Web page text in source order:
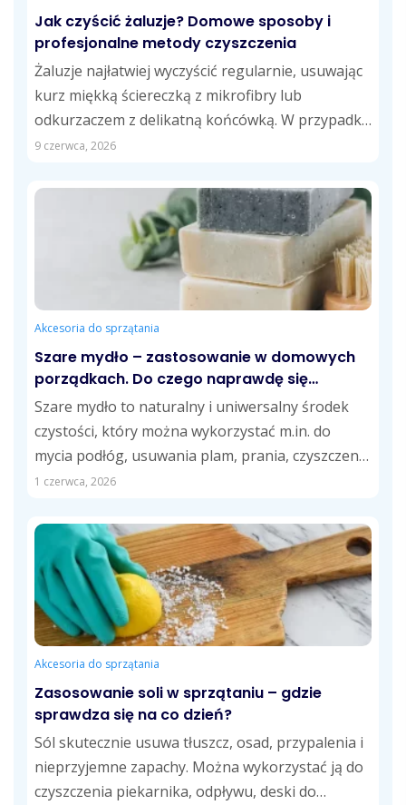
Jak czyścić żaluzje? Domowe sposoby i
profesjonalne metody czyszczenia
Żaluzje najłatwiej wyczyścić regularnie, usuwając
kurz miękką ściereczką z mikrofibry lub
odkurzaczem z delikatną końcówką. W przypadku
tłustych zabrudzeń skuteczne...
9 czerwca, 2026
Akcesoria do sprzątania
Szare mydło – zastosowanie w domowych
porządkach. Do czego naprawdę się
przydaje?
Szare mydło to naturalny i uniwersalny środek
czystości, który można wykorzystać m.in. do
mycia podłóg, usuwania plam, prania, czyszczenia
kuchni...
1 czerwca, 2026
Akcesoria do sprzątania
Zasosowanie soli w sprzątaniu – gdzie
sprawdza się na co dzień?
Sól skutecznie usuwa tłuszcz, osad, przypalenia i
nieprzyjemne zapachy. Można wykorzystać ją do
czyszczenia piekarnika, odpływu, deski do